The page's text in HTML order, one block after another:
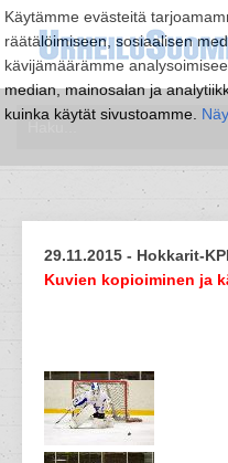
Käytämme evästeitä
räätälöimiseen, sosiaalisen
kävijämäärämme
median, mainosalan ja
kuinka käytät sivustoamme.
29.11.2015 - Hokkarit-
Kuvien kopioiminen ja